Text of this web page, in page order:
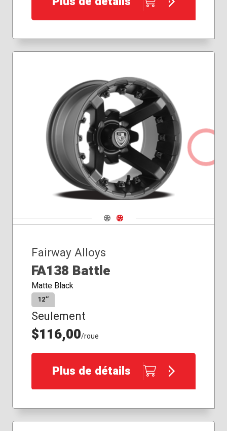
Navigate 1
Navigate 2
Fairway Alloys
FA138 Battle
Matte Black
12″
Seulement
$116,00/roue
Plus de détails